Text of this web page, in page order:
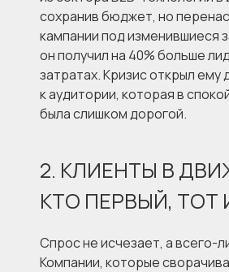
сохранив бюджет, но
кампании под изменившиеся
он получил на 40% больше
затратах. Кризис открыл ему
к аудитории, которая в
была слишком дорогой.
2. КЛИЕНТЫ В
КТО ПЕРВЫЙ, ТОТ
Спрос не исчезает, а всего-
Компании, которые